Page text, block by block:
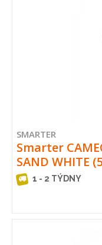
SMARTER
Smarter
SAND WHITE
1 - 2 TÝDNY